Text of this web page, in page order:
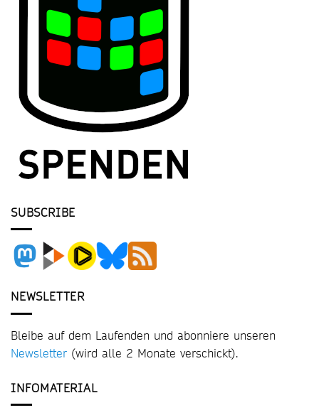
SUBSCRIBE
NEWSLETTER
Bleibe auf dem Laufenden und abonniere unseren
Newsletter (wird alle 2 Monate verschickt).
INFOMATERIAL